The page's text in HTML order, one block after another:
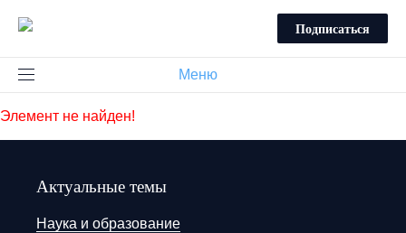
Подписаться
Меню
Элемент не найден!
Актуальные темы
Наука и образование